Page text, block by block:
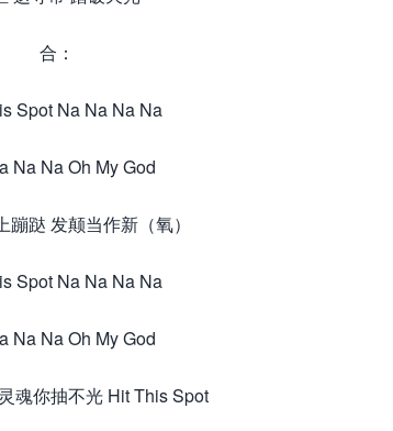
合：
Spot Na Na Na Na
Na Na Oh My God
蹦跶 发颠当作新（氧）
Spot Na Na Na Na
Na Na Oh My God
魂你抽不光 Hit This Spot